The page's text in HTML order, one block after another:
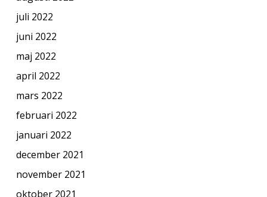
juli 2022
juni 2022
maj 2022
april 2022
mars 2022
februari 2022
januari 2022
december 2021
november 2021
oktober 2021